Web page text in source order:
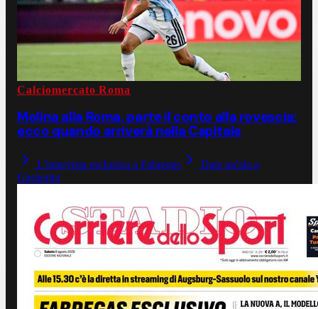
Calciomercato Roma
Molina alla Roma, parte il conto alla rovescia:
ecco quando arriverà nella Capitale
L'intervista esclusiva a Fabregas
Date un'ala a
Gasperini